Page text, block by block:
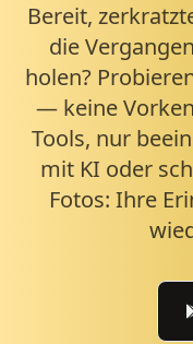
Bereit,
die
holen?
— keine
Tools, nur
mit KI oder
Fotos: Ihre